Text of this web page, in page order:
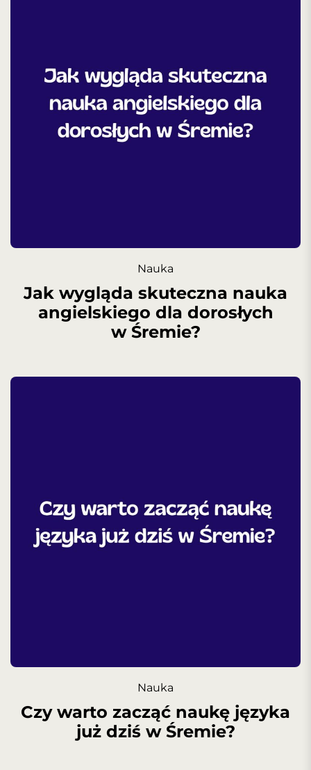
Nauka
Jak wygląda skuteczna nauka
angielskiego dla dorosłych
w Śremie?
Nauka
Czy warto zacząć naukę języka
już dziś w Śremie?